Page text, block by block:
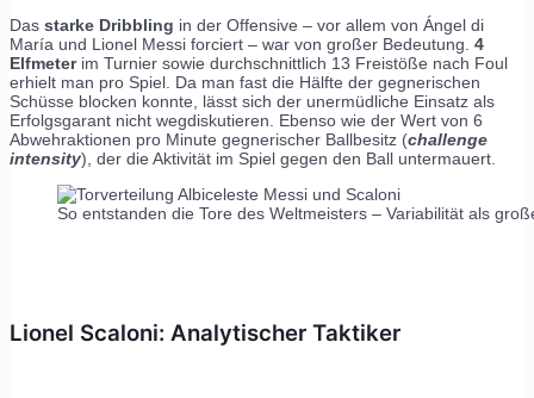
Das starke Dribbling in der Offensive – vor allem von Ángel di
María und Lionel Messi forciert – war von großer Bedeutung. 4
Elfmeterim Turnier sowie durchschnittlich 13 Freistöße nach Foul
erhielt man pro Spiel. Da man fast die Hälfte der gegnerischen
Schüsse blocken konnte, lässt sich der unermüdliche Einsatz als
Erfolgsgarant nicht wegdiskutieren. Ebenso wie der Wert von 6
Abwehraktionen pro Minute gegnerischer Ballbesitz (challenge
intensity), der die Aktivität im Spiel gegen den Ball untermauert.
So entstanden die Tore des Weltmeisters – Variabilität als
Lionel Scaloni: Analytischer Taktiker